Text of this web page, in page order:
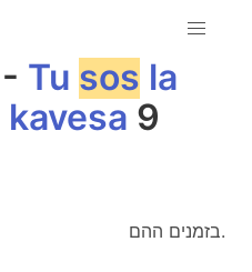
- Tu sos la
kavesa 9
בזמנים ההם.